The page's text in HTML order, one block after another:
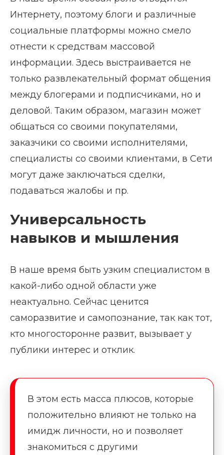
Интернету, поэтому блоги и различные
социальные платформы можно смело
отнести к средствам массовой
информации. Здесь выстраивается не
только развлекательный формат общения
между блогерами и подписчиками, но и
деловой. Таким образом, магазин может
общаться со своими покупателями,
заказчики со своими исполнителями,
специалисты со своими клиентами, в Сети
могут даже заключаться сделки,
подаваться жалобы и пр.
Универсальность
навыков и мышления
В наше время быть узким специалистом в
какой-либо одной области уже
неактуально. Сейчас ценится
саморазвитие и самопознание, так как тот,
кто многосторонне развит, вызывает у
публики интерес и отклик.
В этом есть масса плюсов, которые
положительно влияют не только на
имидж личности, но и позволяет
знакомиться с другими